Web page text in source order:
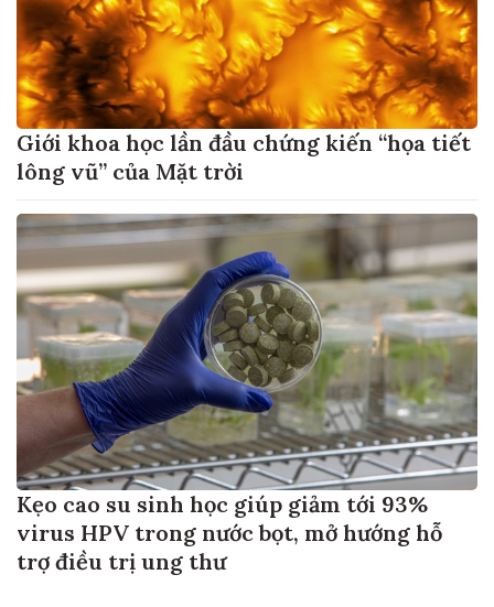
Giới khoa học lần đầu chứng kiến “họa tiết
lông vũ” của Mặt trời
Kẹo cao su sinh học giúp giảm tới 93%
virus HPV trong nước bọt, mở hướng hỗ
trợ điều trị ung thư